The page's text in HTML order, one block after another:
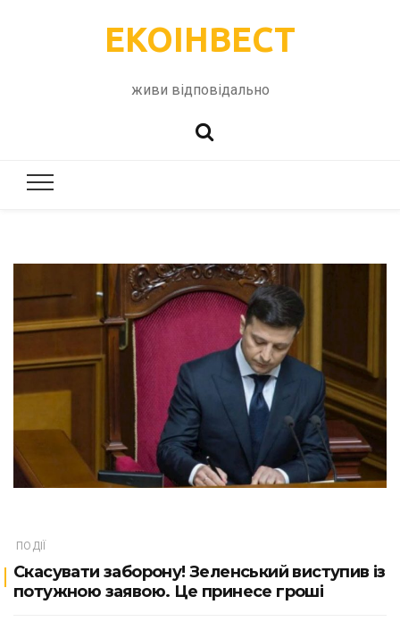
ЕКОІНВЕСТ
живи відповідально
ПОДІЇ
Скасувати заборону! Зеленський виступив із
потужною заявою. Це принесе гроші